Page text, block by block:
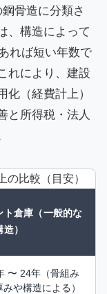
骨造に分類さ
、構造によって
れば短い年数で
れにより、建設
（経費計上）
と所得税・法人
比較（目安）
ト倉庫（一般的な
）
〜 24年（骨組み
みや構造による）